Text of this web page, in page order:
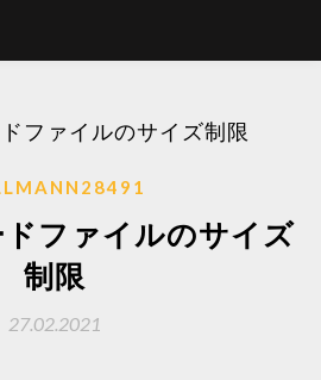
ファイルのサイズ制限
ファイルのサイズ
制限
27.02.2021